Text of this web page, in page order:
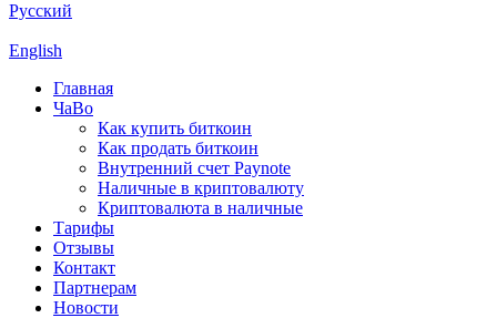
Русский
English
Главная
ЧаВо
Как купить биткоин
Как продать биткоин
Внутренний счет Paynote
Наличные в криптовалюту
Криптовалюта в наличные
Тарифы
Отзывы
Контакт
Партнерам
Новости